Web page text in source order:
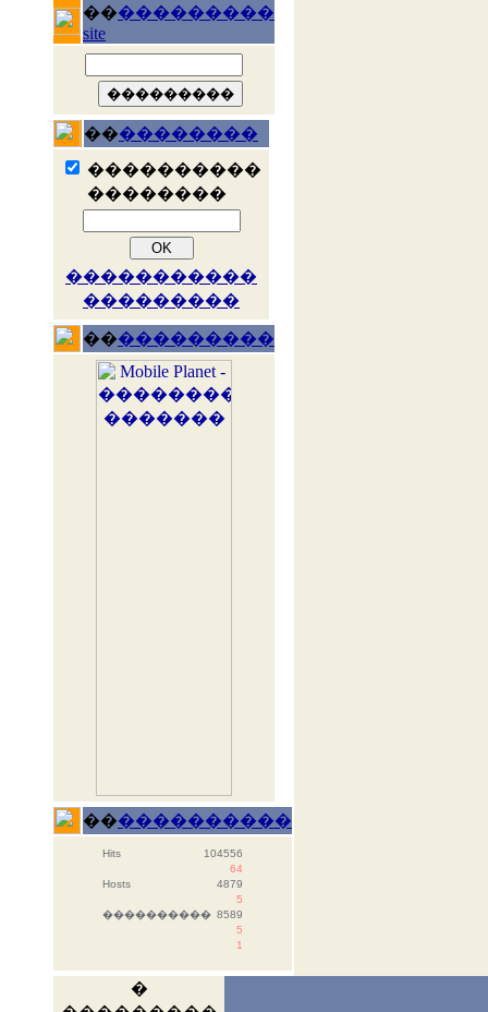
�����������
site
����������
����������
��������
�����������
���������
�����������
������������
Hits
104556
64
Hosts
4879
5
���������� 8589
5
1
�